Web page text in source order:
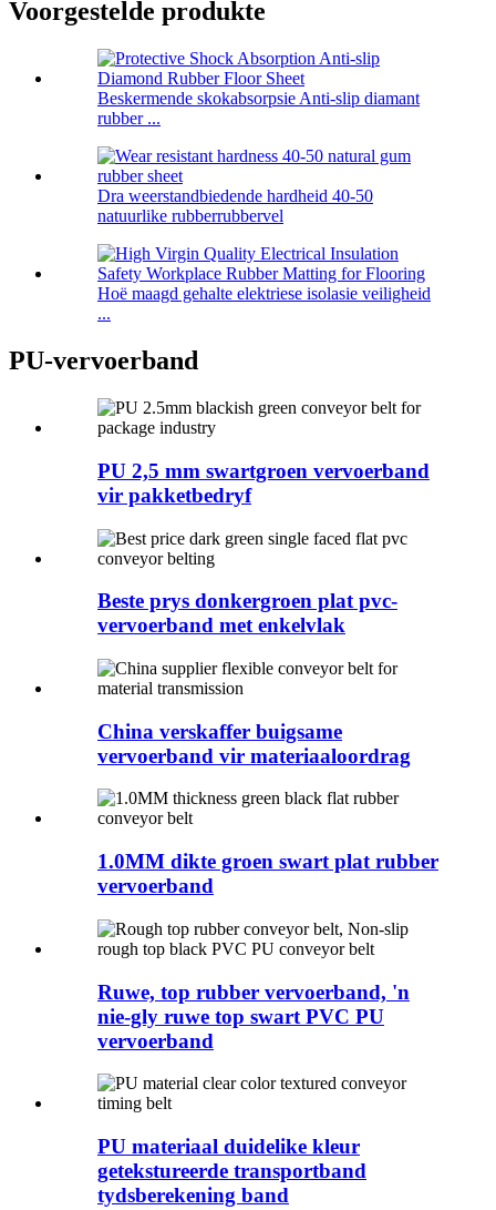
Voorgestelde produkte
Beskermende skokabsorpsie Anti-slip diamant
rubber ...
Dra weerstandbiedende hardheid 40-50
natuurlike rubberrubbervel
Hoë maagd gehalte elektriese isolasie veiligheid
...
PU-vervoerband
PU 2,5 mm swartgroen vervoerband
vir pakketbedryf
Beste prys donkergroen plat pvc-
vervoerband met enkelvlak
China verskaffer buigsame
vervoerband vir materiaaloordrag
1.0MM dikte groen swart plat rubber
vervoerband
Ruwe, top rubber vervoerband, 'n
nie-gly ruwe top swart PVC PU
vervoerband
PU materiaal duidelike kleur
getekstureerde transportband
tydsberekening band